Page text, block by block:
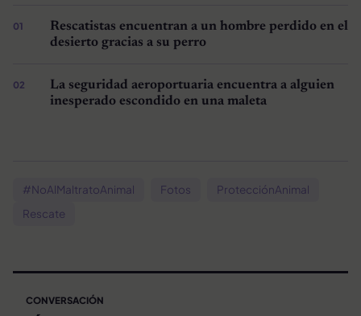
Rescatistas encuentran a un hombre perdido en el
desierto gracias a su perro
La seguridad aeroportuaria encuentra a alguien
inesperado escondido en una maleta
#NoAlMaltratoAnimal Fotos
ProtecciónAnimal
Rescate
CONVERSACIÓN